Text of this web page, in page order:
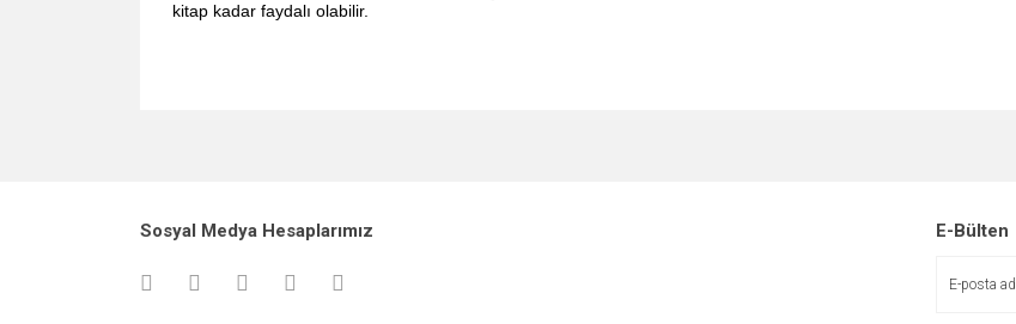
kitap kadar faydalı olabilir.
Ürün açıklamasında eksik bilgiler bulunuyor.
Sosyal Medya Hesaplarımız E-Bülten